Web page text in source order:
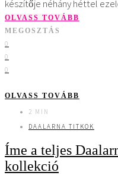
készítője néhány héttel
OLVASS TOVÁBB
MEGOSZTÁS
0
0
0
OLVASS TOVÁBB
2 MIN
DAALARNA TITKOK
Íme a teljes
kollekció